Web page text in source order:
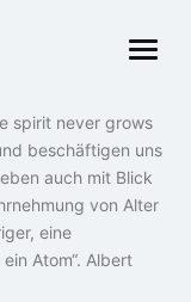
spirit never grows
beschäftigen uns
auch mit Blick
von Alter
eine
Atom“. Albert
open